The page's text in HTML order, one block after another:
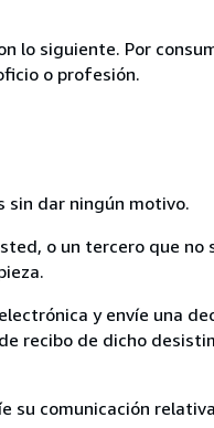
lo siguiente. Por
o profesión.
sin dar ningún motivo.
o un tercero que
y envíe una
recibo de dicho
su comunicación